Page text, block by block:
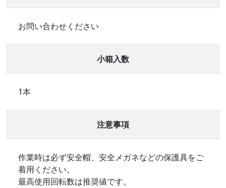
お問い合わせください
小箱入数
1本
注意事項
作業時は必ず安全帽、安全メガネなどの保護具をご
着用ください。
最高使用回転数は推奨値です。